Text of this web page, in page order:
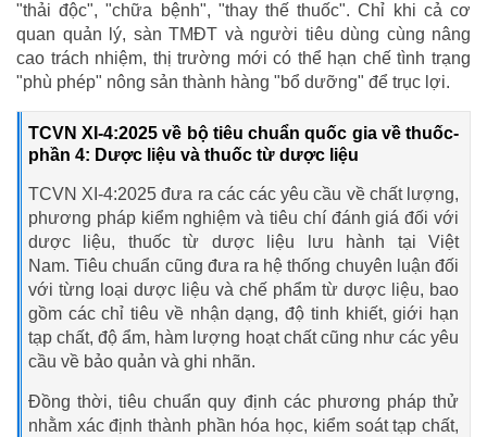
"thải độc", "chữa bệnh", "thay thế thuốc". Chỉ khi cả cơ
quan quản lý, sàn TMĐT và người tiêu dùng cùng nâng
cao trách nhiệm, thị trường mới có thể hạn chế tình trạng
"phù phép" nông sản thành hàng "bổ dưỡng" để trục lợi.
TCVN XI-4:2025 về bộ tiêu chuẩn quốc gia về thuốc-
phần 4: Dược liệu và thuốc từ dược liệu
TCVN XI-4:2025 đưa ra các các yêu cầu về chất lượng,
phương pháp kiểm nghiệm và tiêu chí đánh giá đối với
dược liệu, thuốc từ dược liệu lưu hành tại Việt
Nam. Tiêu chuẩn cũng đưa ra hệ thống chuyên luận đối
với từng loại dược liệu và chế phẩm từ dược liệu, bao
gồm các chỉ tiêu về nhận dạng, độ tinh khiết, giới hạn
tạp chất, độ ẩm, hàm lượng hoạt chất cũng như các yêu
cầu về bảo quản và ghi nhãn.
Đồng thời, tiêu chuẩn quy định các phương pháp thử
nhằm xác định thành phần hóa học, kiểm soát tạp chất,